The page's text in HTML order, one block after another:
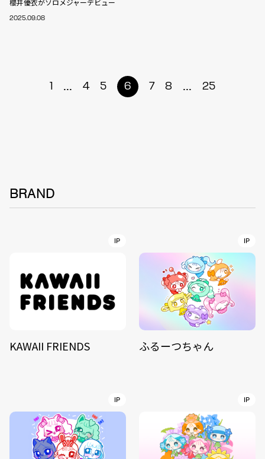
櫻井優衣がソロメジャーデビュー
2025.09.08
1 ... 4 5 6 7 8 ... 25
BRAND
IP
KAWAII FRIENDS
IP
ふるーつちゃん
IP IP